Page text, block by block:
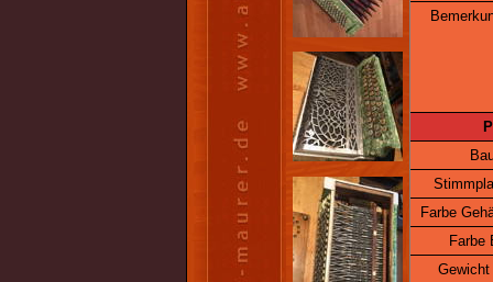
Farbe
Farbe
Gewicht